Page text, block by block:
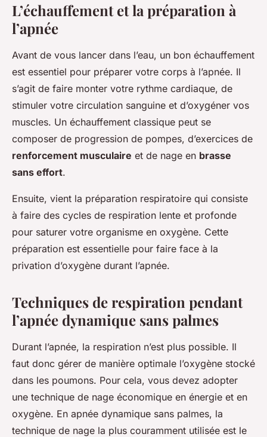
L’échauffement et la préparation à
l’apnée
Avant de vous lancer dans l’eau, un bon échauffement
est essentiel pour préparer votre corps à l’apnée. Il
s’agit de faire monter votre rythme cardiaque, de
stimuler votre circulation sanguine et d’oxygéner vos
muscles. Un échauffement classique peut se
composer de progression de pompes, d’exercices de
renforcement musculaire et de nage en brasse
sans effort.
Ensuite, vient la préparation respiratoire qui consiste
à faire des cycles de respiration lente et profonde
pour saturer votre organisme en oxygène. Cette
préparation est essentielle pour faire face à la
privation d’oxygène durant l’apnée.
Techniques de respiration pendant
l’apnée dynamique sans palmes
Durant l’apnée, la respiration n’est plus possible. Il
faut donc gérer de manière optimale l’oxygène stocké
dans les poumons. Pour cela, vous devez adopter
une technique de nage économique en énergie et en
oxygène. En apnée dynamique sans palmes, la
technique de nage la plus couramment utilisée est le